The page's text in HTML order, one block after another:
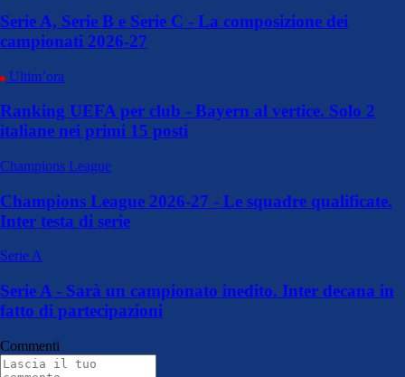
Serie A, Serie B e Serie C - La composizione dei
campionati 2026-27
Ultim’ora
Ranking UEFA per club - Bayern al vertice. Solo 2
italiane nei primi 15 posti
Champions League
Champions League 2026-27 - Le squadre qualificate.
Inter testa di serie
Serie A
Serie A - Sarà un campionato inedito. Inter decana in
fatto di partecipazioni
Commenti